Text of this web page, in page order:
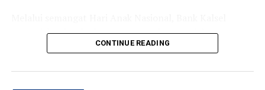
Semoga langkah kecil ini menjadi awal yang diberkahi
dan membawa saya menuju kesempatan menunaikan
mengajak seluruh elemen masyarakat untuk bersama-
sama menciptakan lingkungan yang aman, nyaman, dan
Musiman
CONTINUE READING